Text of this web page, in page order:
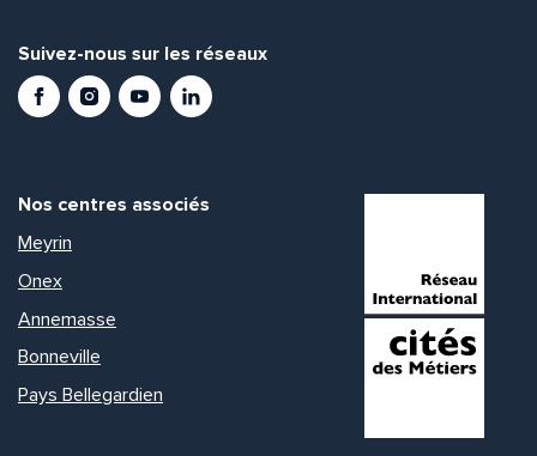
Suivez-nous sur les réseaux
FacebookInstagramYoutubeLinkedIn
Nos centres associés
Meyrin
Onex
Annemasse
Bonneville
Pays Bellegardien